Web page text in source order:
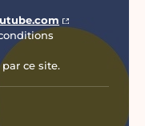
ce site.